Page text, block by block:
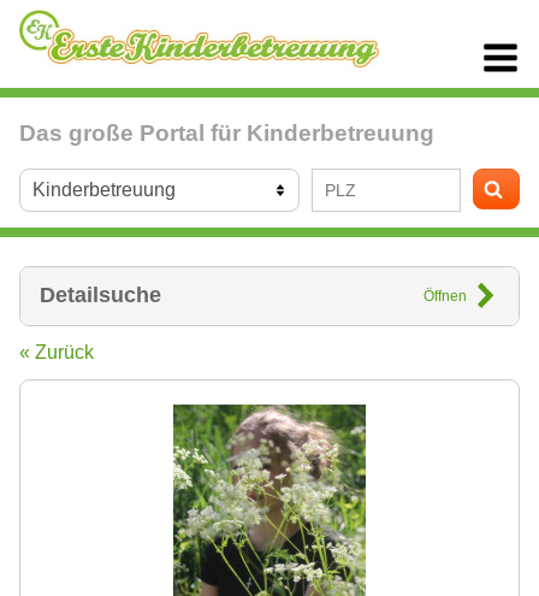
Das große Portal für Kinderbetreuung
Detailsuche Öffnen
« Zurück